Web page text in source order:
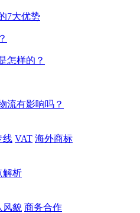
7大优势
怎样的？
流有影响吗？
线 VAT 海外商标
解析
风貌 商务合作